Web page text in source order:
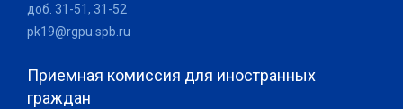
доб. 31-51, 31-52
pk19@rgpu.spb.ru
Приемная комиссия для иностранных
граждан